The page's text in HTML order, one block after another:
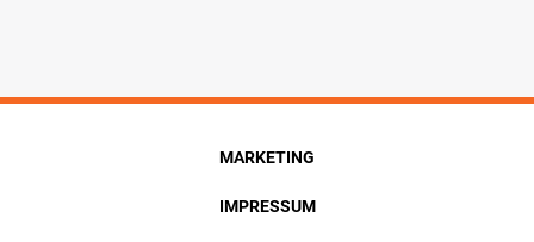
MARKETING
IMPRESSUM